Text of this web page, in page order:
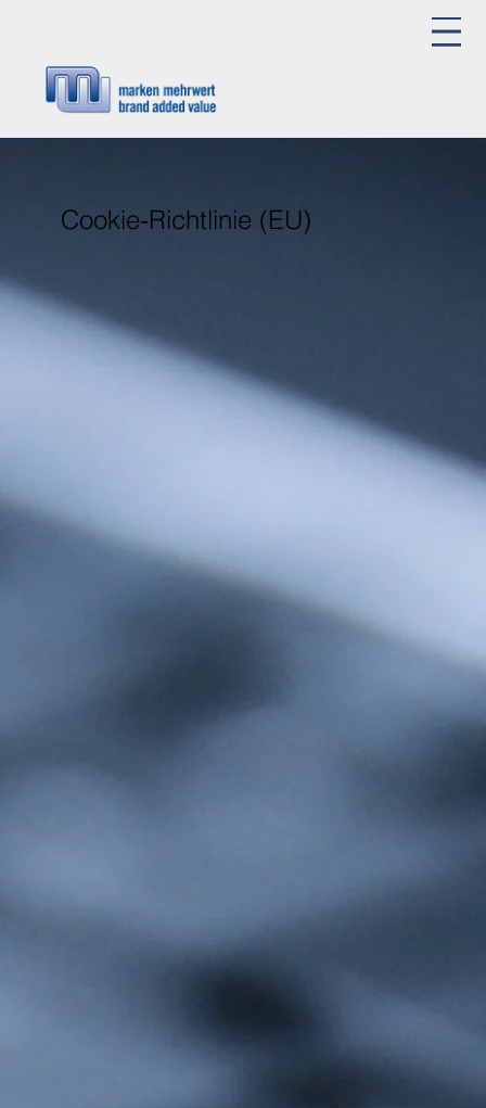
Cookie-Richtlinie (EU)